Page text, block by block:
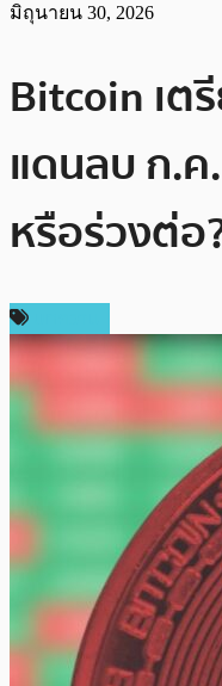
มิถุนายน 30, 2026
Bitcoin เต
แดนลบ ก.ค
หรือร่วงต่อ